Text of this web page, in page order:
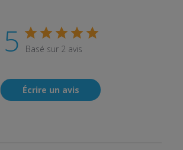
5 Basé sur 2 avis
Écrire un avis